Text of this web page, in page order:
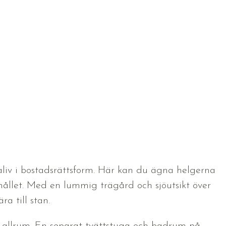
i bostadsrättsform. Här kan du ägna helgerna
Med en lummig trägård och sjöutsikt över
till stan.